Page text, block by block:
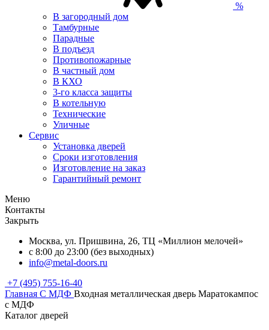
%
В загородный дом
Тамбурные
Парадные
В подъезд
Противопожарные
В частный дом
В КХО
3-го класса защиты
В котельную
Технические
Уличные
Сервис
Установка дверей
Сроки изготовления
Изготовление на заказ
Гарантийный ремонт
Меню
Контакты
Закрыть
Москва, ул. Пришвина, 26, ТЦ «Миллион мелочей»
с 8:00 до 23:00 (без выходных)
info@metal-doors.ru
+7 (495) 755-16-40
Главная С МДФ Входная металлическая дверь Маратокампос
с МДФ
Каталог дверей